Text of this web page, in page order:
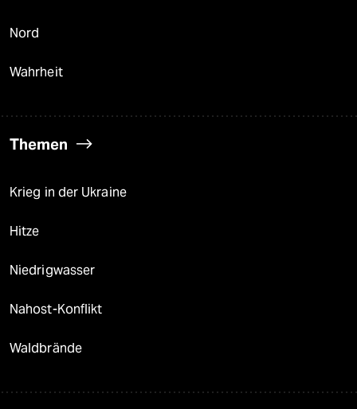
Nord
Wahrheit
Themen
Krieg in der Ukraine
Hitze
Niedrigwasser
Nahost-Konflikt
Waldbrände